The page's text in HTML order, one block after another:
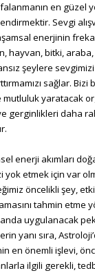
en güzel
Sevgi
enerjinin
hayvan, bitki,
şeylere sevgimizi
sağlar.
mutluluk yaratacak
gerginlikleri daha
enerji akımları
yok etmek için var
öncelikli şey,
tahmin etme
uygulanacak
yanı sıra,
en önemli işlevi,
ilgili gerekli,